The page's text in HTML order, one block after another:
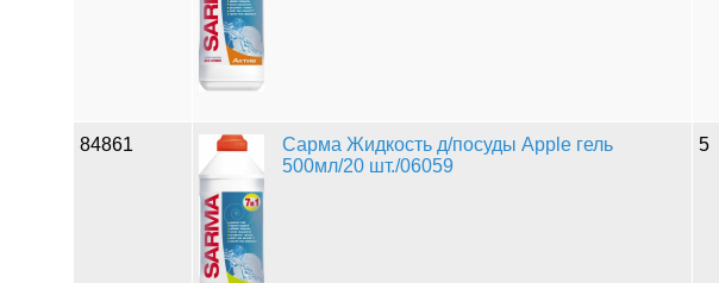
84861
Сарма Жидкость д/посуды Apple гель
500мл/20 шт./06059
5